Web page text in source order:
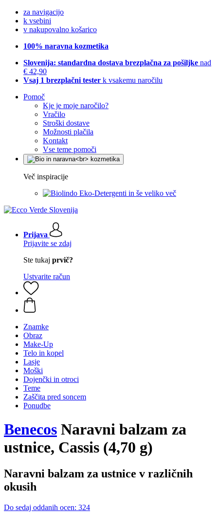
za navigacijo
k vsebini
v nakupovalno košarico
100% naravna kozmetika
Slovenija: standardna dostava brezplačna za pošiljke nad
€ 42,90
Vsaj 1 brezplačni tester k vsakemu naročilu
Pomoč
Kje je moje naročilo?
Vračilo
Stroški dostave
Možnosti plačila
Kontakt
Vse teme pomoči
Več inspiracije
Eko-Detergenti in še veliko več
Prijava
Prijavite se zdaj
Ste tukaj prvič?
Ustvarite račun
Znamke
Obraz
Make-Up
Telo in kopel
Lasje
Moški
Dojenčki in otroci
Teme
Zaščita pred soncem
Ponudbe
Benecos Naravni balzam za
ustnice, Cassis (4,70 g)
Naravni balzam za ustnice v različnih
okusih
Do sedaj oddanih ocen: 324